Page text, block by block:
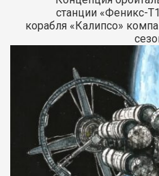
станции «Феникс-
корабля «Калипсо»